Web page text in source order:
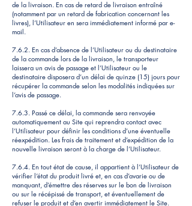
de la livraison. En cas de retard de livraison entraîné
(notamment par un retard de fabrication concernant les
livres), l’Utilisateur en sera immédiatement informé par e-
mail.
7.6.2. En cas d’absence de l’Utilisateur ou du destinataire
de la commande lors de la livraison, le transporteur
laissera un avis de passage et l’Utilisateur ou le
destinataire disposera d’un délai de quinze (15) jours pour
récupérer la commande selon les modalités indiquées sur
l’avis de passage.
7.6.3. Passé ce délai, la commande sera renvoyée
automatiquement au Site qui reprendra contact avec
l’Utilisateur pour définir les conditions d’une éventuelle
réexpédition. Les frais de traitement et d’expédition de la
nouvelle livraison seront à la charge de l’Utilisateur.
7.6.4. En tout état de cause, il appartient à l’Utilisateur de
vérifier l’état du produit livré et, en cas d’avarie ou de
manquant, d’émettre des réserves sur le bon de livraison
ou sur le récépissé de transport, et éventuellement de
refuser le produit et d’en avertir immédiatement le Site.